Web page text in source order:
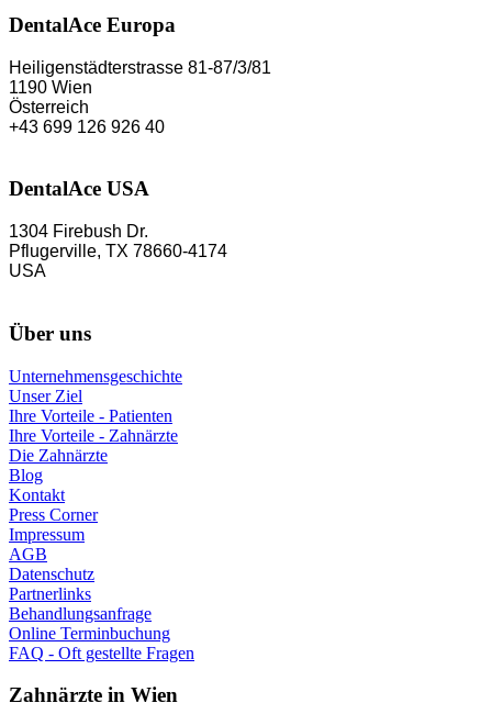
DentalAce Europa
Heiligenstädterstrasse 81-87/3/81
1190 Wien
Österreich
+43 699 126 926 40
DentalAce USA
1304 Firebush Dr.
Pflugerville, TX 78660-4174
USA
Über uns
Unternehmensgeschichte
Unser Ziel
Ihre Vorteile - Patienten
Ihre Vorteile - Zahnärzte
Die Zahnärzte
Blog
Kontakt
Press Corner
Impressum
AGB
Datenschutz
Partnerlinks
Behandlungsanfrage
Online Terminbuchung
FAQ - Oft gestellte Fragen
Zahnärzte in Wien